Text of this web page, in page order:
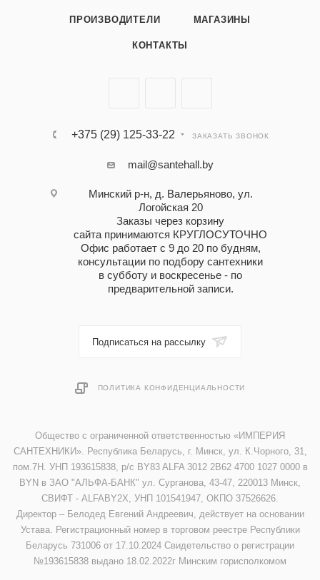
ПРОИЗВОДИТЕЛИ МАГАЗИНЫ
КОНТАКТЫ
+375 (29) 125-33-22 ЗАКАЗАТЬ ЗВОНОК
mail@santehall.by
Минский р-н, д. Валерьяново, ул.
Логойская 20
Заказы через корзину
сайта принимаются КРУГЛОСУТОЧНО
Офис работает с 9 до 20 по будням,
консультации по подбору сантехники
в субботу и воскресенье - по
предварительной записи.
Подписаться на рассылку
ПОЛИТИКА КОНФИДЕНЦИАЛЬНОСТИ
Общество с ограниченной ответственностью «ИМПЕРИЯ
САНТЕХНИКИ». Республика Беларусь, г. Минск, ул. К.Чорного, 31,
пом.7Н. УНП 193615838, р/с BY83 ALFA 3012 2B62 4700 1027 0000 в
BYN в ЗАО "АЛЬФА-БАНК" ул. Сурганова, 43-47, 220013 Минск,
СВИФТ - ALFABY2X, УНП 101541947, ОКПО 37526626.
Директор – Белодед Евгений Андреевич, действует на основании
Устава. Регистрационный номер в торговом реестре Республики
Беларусь 731006 от 17.10.2024 Свидетельство о регистрации
№193615838 выдано 18.02.2022г Минским горисполкомом